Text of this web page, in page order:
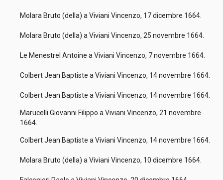
Molara Bruto (della) a Viviani Vincenzo, 17 dicembre 1664.
Molara Bruto (della) a Viviani Vincenzo, 25 novembre 1664.
Le Menestrel Antoine a Viviani Vincenzo, 7 novembre 1664.
Colbert Jean Baptiste a Viviani Vincenzo, 14 novembre 1664.
Colbert Jean Baptiste a Viviani Vincenzo, 14 novembre 1664.
Marucelli Giovanni Filippo a Viviani Vincenzo, 21 novembre
1664.
Colbert Jean Baptiste a Viviani Vincenzo, 14 novembre 1664.
Molara Bruto (della) a Viviani Vincenzo, 10 dicembre 1664.